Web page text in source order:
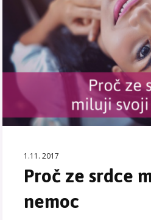
1.11. 2017
Proč ze srdce
nemoc